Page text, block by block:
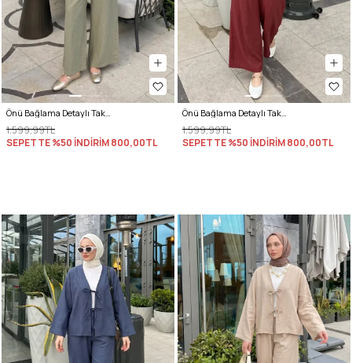
Önü Bağlama Detaylı Takım Y0143 - HAKİ
1.599,99TL
SEPETTE %50 İNDİRİM800,00TL
Önü Bağlama Detaylı Takım Y0143 - BORDO
1.599,99TL
SEPETTE %50 İNDİRİM800,00TL